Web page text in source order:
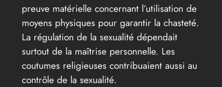
preuve matérielle concernant l’utilisation de
moyens physiques pour garantir la chasteté.
La régulation de la sexualité dépendait
surtout de la maîtrise personnelle. Les
coutumes religieuses contribuaient aussi au
contrôle de la sexualité.